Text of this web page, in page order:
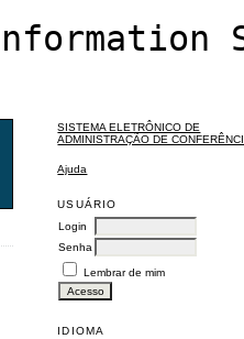
SISTEMA ELETRÔNICO DE
ADMINISTRAÇÃO DE
Ajuda
USUÁRIO
Login
Senha
Lembrar de mim
IDIOMA